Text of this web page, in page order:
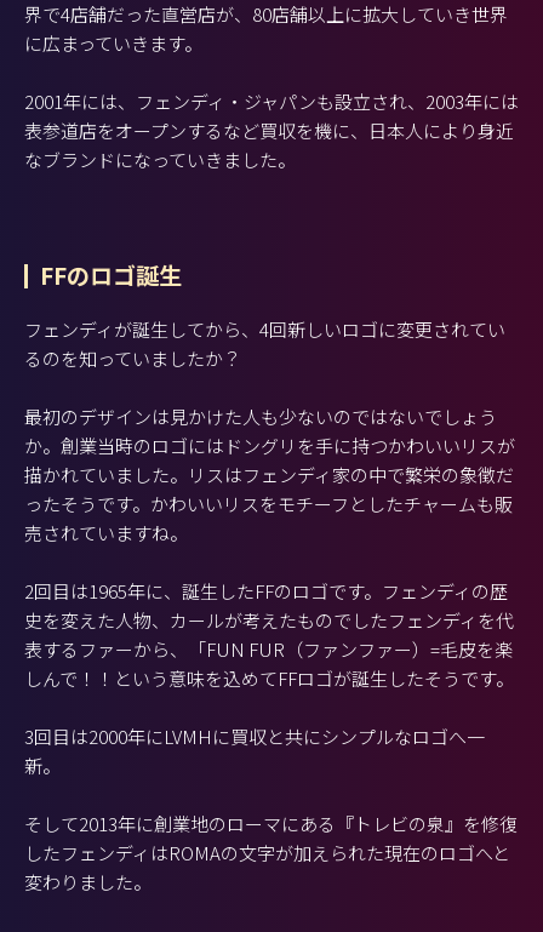
界で4店舗だった直営店が、80店舗以上に拡大していき世界
に広まっていきます。
2001年には、フェンディ・ジャパンも設立され、2003年には
表参道店をオープンするなど買収を機に、日本人により身近
なブランドになっていきました。
FFのロゴ誕生
フェンディが誕生してから、4回新しいロゴに変更されてい
るのを知っていましたか？
最初のデザインは見かけた人も少ないのではないでしょう
か。創業当時のロゴにはドングリを手に持つかわいいリスが
描かれていました。リスはフェンディ家の中で繁栄の象徴だ
ったそうです。かわいいリスをモチーフとしたチャームも販
売されていますね。
2回目は1965年に、誕生したFFのロゴです。フェンディの歴
史を変えた人物、カールが考えたものでしたフェンディを代
表するファーから、「FUN FUR（ファンファー）=毛皮を楽
しんで！！という意味を込めてFFロゴが誕生したそうです。
3回目は2000年にLVMHに買収と共にシンプルなロゴへ一
新。
そして2013年に創業地のローマにある『トレビの泉』を修復
したフェンディはROMAの文字が加えられた現在のロゴへと
変わりました。